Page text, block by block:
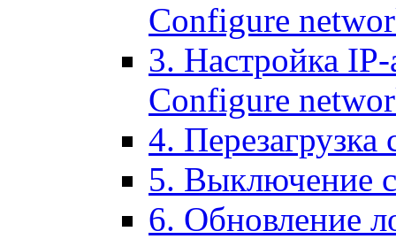
Configure
3. Настройка
Configure
4. Перезагрузка
5. Выключение
6. Обновление